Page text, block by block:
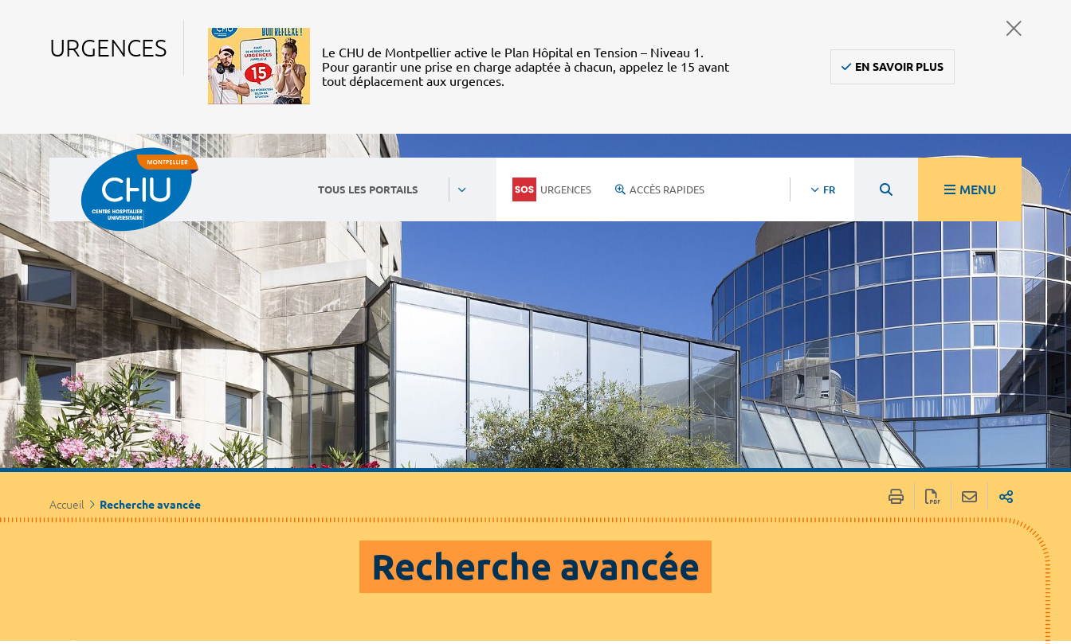
URGENCES
Le CHU de Montpellier active le Plan Hôpital en Tension – Niveau 1.
Pour garantir une prise en charge adaptée à chacun, appelez le 15 avant
tout déplacement aux urgences.
EN SAVOIR PLUS
TOUS LES PORTAILS URGENCES ACCÈS RAPIDES FR MENU
Accueil Recherche avancée
Recherche avancée